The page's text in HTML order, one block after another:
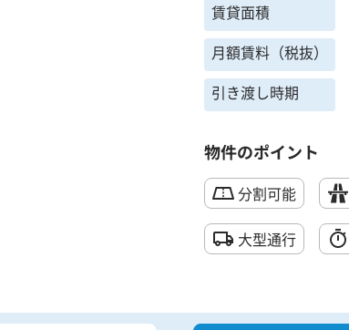
賃貸面積
月額賃料（税抜）
引き渡し時期
物件のポイント
分割可能
大型通行